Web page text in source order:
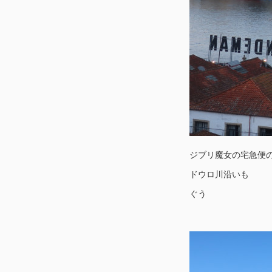
ジブリ魔女の宅急便
ドウロ川沿いも
ぐう